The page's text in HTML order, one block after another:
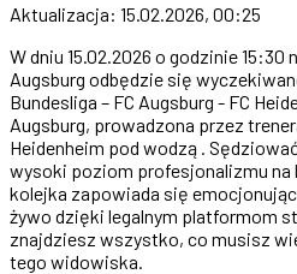
Aktualizacja: 15.02.2026, 00:25
W dniu 15.02.2026 o godzinie 15:30
Augsburg odbędzie się
Bundesliga – FC Augsburg - FC
Augsburg, prowadzona przez
Heidenheim pod wodzą .
wysoki poziom profesjonalizmu na
kolejka zapowiada się
żywo dzięki legalnym platformom
znajdziesz wszystko, co musisz
tego widowiska.